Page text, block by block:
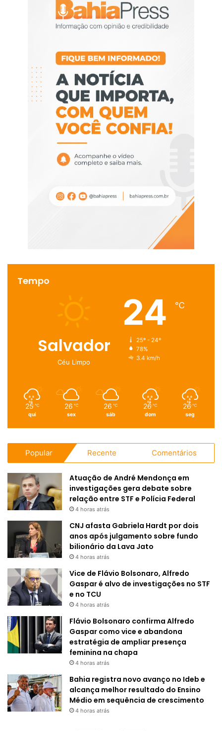
Tempo
Salvador
Céu Limpo
24 ℃
25º - 24º
78%
3.4 km/h
25 ℃
qui
26 ℃
sex
26 ℃
sáb
26 ℃
dom
26 ℃
seg
Popular Recente Comentários
Atuação de André Mendonça em
investigações gera debate sobre
relação entre STF e Polícia Federal
4 horas atrás
CNJ afasta Gabriela Hardt por dois
anos após julgamento sobre fundo
bilionário da Lava Jato
4 horas atrás
Vice de Flávio Bolsonaro, Alfredo
Gaspar é alvo de investigações no STF
e no TCU
4 horas atrás
Flávio Bolsonaro confirma Alfredo
Gaspar como vice e abandona
estratégia de ampliar presença
feminina na chapa
4 horas atrás
Bahia registra novo avanço no Ideb e
alcança melhor resultado do Ensino
Médio em sequência de crescimento
4 horas atrás